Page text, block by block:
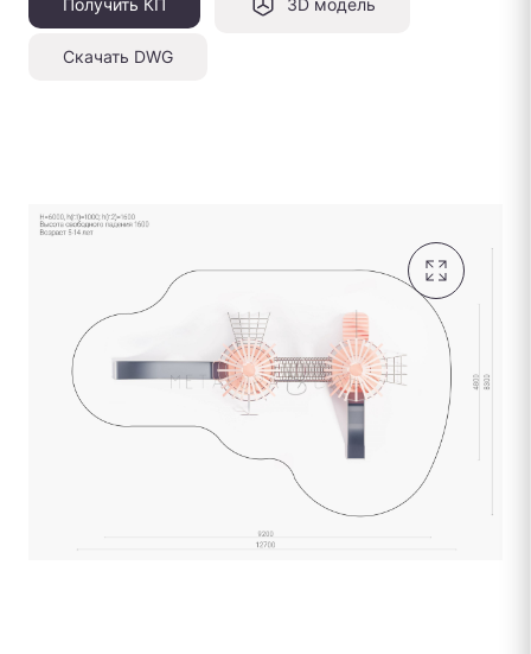
Получить КП 3D модель
Скачать DWG